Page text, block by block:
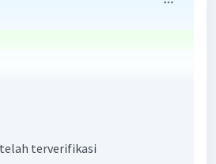
dibagi dengan 5
telah terverifikasi